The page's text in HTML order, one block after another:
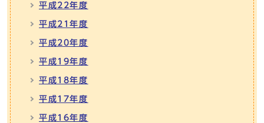
平成22年度
平成21年度
平成20年度
平成19年度
平成18年度
平成17年度
平成16年度